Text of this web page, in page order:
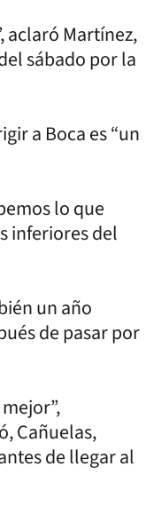
aclaró Martínez,
sábado por la
a Boca es “un
lo que
inferiores del
un año
de pasar por
Cañuelas,
de llegar al